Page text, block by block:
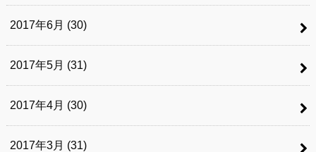
2017年6月 (30)
2017年5月 (31)
2017年4月 (30)
2017年3月 (31)